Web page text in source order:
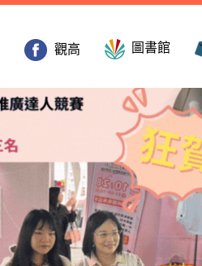
觀高 圖書館